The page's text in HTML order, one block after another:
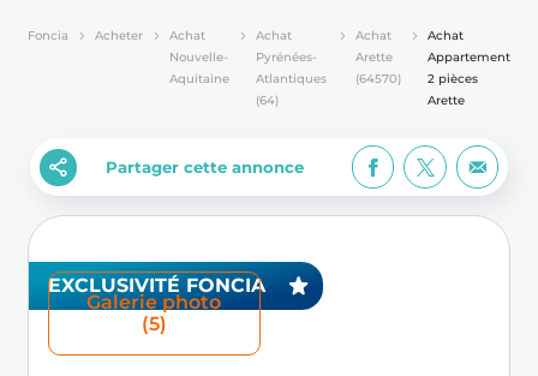
Foncia Acheter
Achat
Nouvelle-
Aquitaine
Achat
Pyrénées-
Atlantiques
(64)
Achat
Arette
(64570)
Achat
Appartement
2 pièces
Arette
Partager cette annonce
EXCLUSIVITÉ FONCIA
Galerie photo
(5)